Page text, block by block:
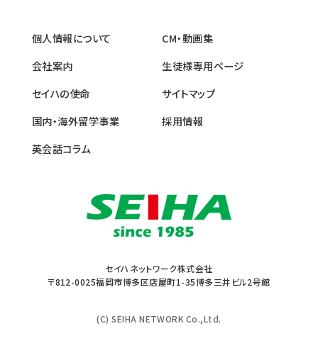
個人情報について
会社案内
セイハの使命
国内・海外留学事業
英会話コラム
CM・動画集
生徒様専用ページ
サイトマップ
採用情報
セイハネットワーク株式会社
〒812-0025福岡市博多区店屋町1-35博多三井ビル2号館
(C) SEIHA NETWORK Co.,Ltd.